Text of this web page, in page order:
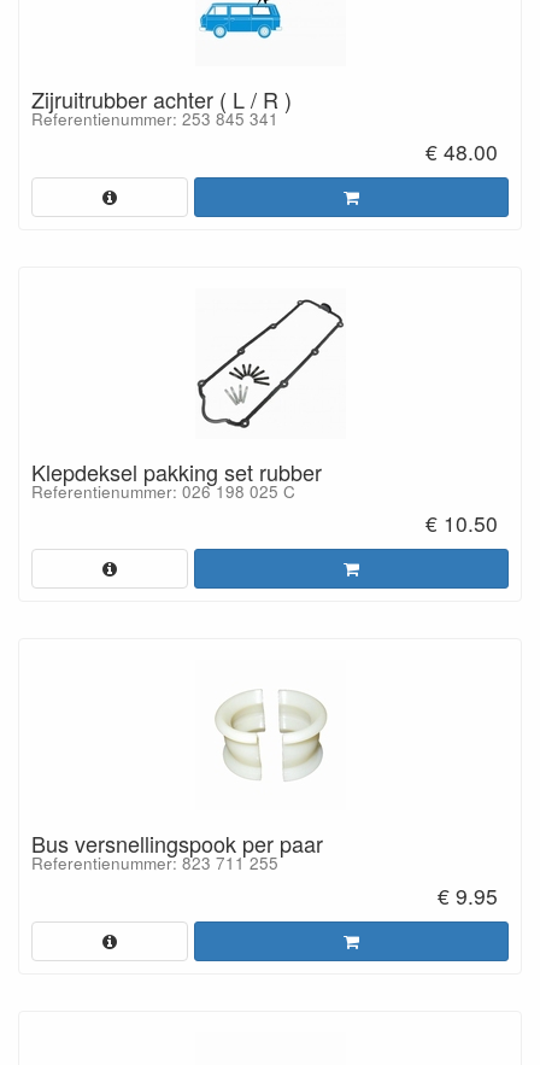
Zijruitrubber achter ( L / R )
Referentienummer: 253 845 341
€ 48.00
Klepdeksel pakking set rubber
Referentienummer: 026 198 025 C
€ 10.50
Bus versnellingspook per paar
Referentienummer: 823 711 255
€ 9.95